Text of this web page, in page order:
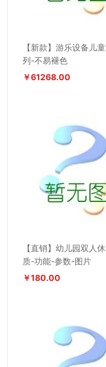
【新款】游乐设备儿
列-不易褪色
￥61268.00
【直销】幼儿园双人
质-功能-参数-图片
￥180.00